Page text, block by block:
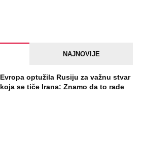
NAJNOVIJE
Evropa optužila Rusiju za važnu stvar
koja se tiče Irana: Znamo da to rade